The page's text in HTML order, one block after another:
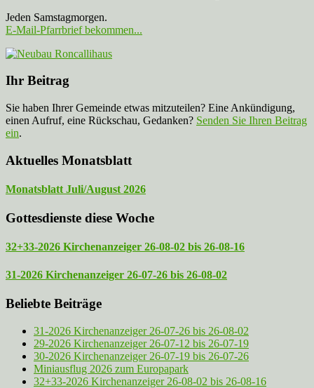
Jeden Samstagmorgen.
E-Mail-Pfarrbrief bekommen...
Ihr Beitrag
Sie haben Ihrer Gemeinde etwas mitzuteilen? Eine Ankündigung,
einen Aufruf, eine Rückschau, Gedanken? Senden Sie Ihren Beitrag
ein.
Aktuelles Monatsblatt
Monatsblatt Juli/August 2026
Gottesdienste diese Woche
32+33-2026 Kirchenanzeiger 26-08-02 bis 26-08-16
31-2026 Kirchenanzeiger 26-07-26 bis 26-08-02
Beliebte Beiträge
31-2026 Kirchenanzeiger 26-07-26 bis 26-08-02
29-2026 Kirchenanzeiger 26-07-12 bis 26-07-19
30-2026 Kirchenanzeiger 26-07-19 bis 26-07-26
Miniausflug 2026 zum Europapark
32+33-2026 Kirchenanzeiger 26-08-02 bis 26-08-16